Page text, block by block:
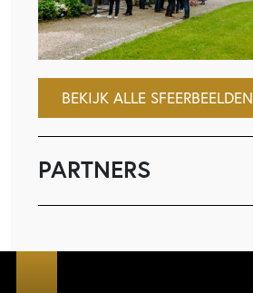
BEKIJK ALLE SFEERBEELDEN
PARTNERS